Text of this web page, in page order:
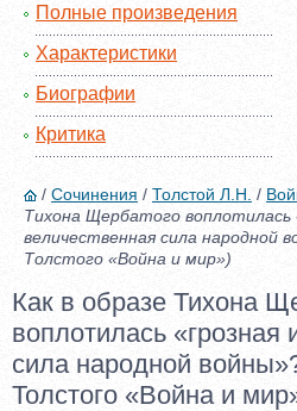
Полные произведения
Характеристики
Биографии
Критика
/ Сочинения / Толстой Л.Н. /
Тихона Щербатого воплотилась
величественная сила народной
Толстого «Война и мир»)
Как в образе Тихона
воплотилась «грозная
сила народной
Толстого «Война и